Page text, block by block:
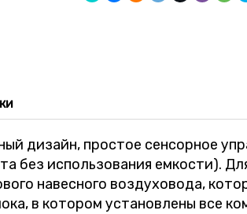
дизайн, простое сенсорное
без использования емкости).
навесного воздуховода,
в котором установлены все